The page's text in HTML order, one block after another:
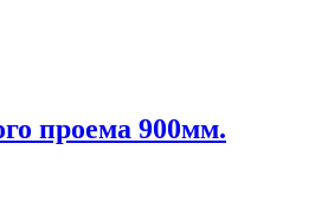
проема 900мм.